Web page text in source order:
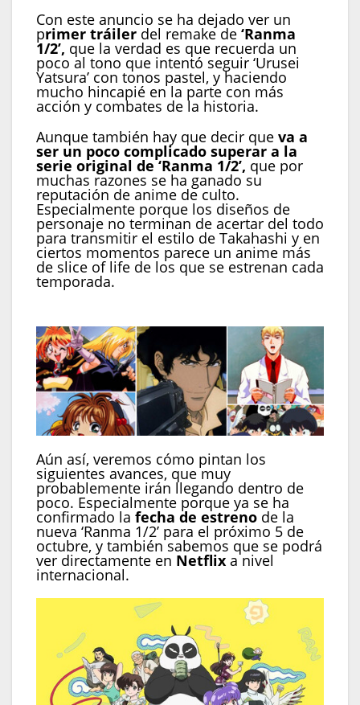
Con este anuncio se ha dejado ver un
primer tráiler del remake de ‘Ranma
1/2’, que la verdad es que recuerda un
poco al tono que intentó seguir ‘Urusei
Yatsura’ con tonos pastel, y haciendo
mucho hincapié en la parte con más
acción y combates de la historia.
Aunque también hay que decir que va a
ser un poco complicado superar a la
serie original de ‘Ranma 1/2’, que por
muchas razones se ha ganado su
reputación de anime de culto.
Especialmente porque los diseños de
personaje no terminan de acertar del todo
para transmitir el estilo de Takahashi y en
ciertos momentos parece un anime más
de slice of life de los que se estrenan cada
temporada.
Aún así, veremos cómo pintan los
siguientes avances, que muy
probablemente irán llegando dentro de
poco. Especialmente porque ya se ha
confirmado la fecha de estreno de la
nueva ‘Ranma 1/2’ para el próximo 5 de
octubre, y también sabemos que se podrá
ver directamente en Netflix a nivel
internacional.